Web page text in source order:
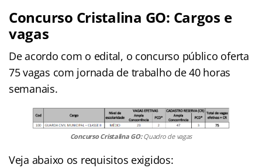
Concurso Cristalina GO: Cargos e
vagas
De acordo com o edital, o concurso público oferta
75 vagas com jornada de trabalho de 40 horas
semanais.
Concurso Cristalina GO:Quadro de vagas
Veja abaixo os requisitos exigidos: